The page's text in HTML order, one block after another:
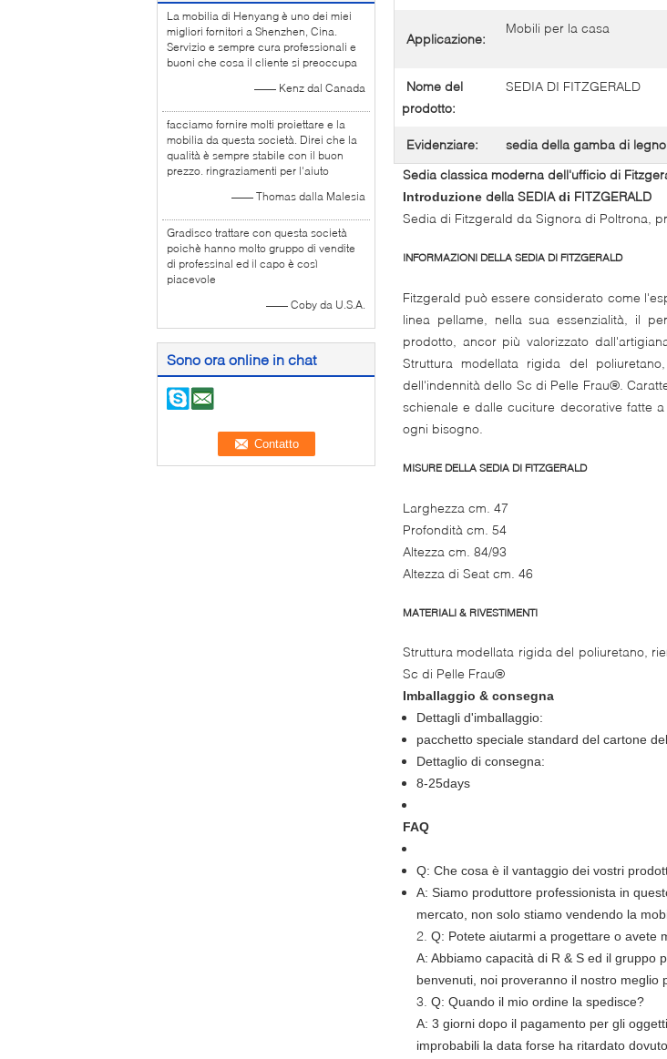
La mobilia di Henyang è uno dei miei
migliori fornitori a Shenzhen, Cina.
Servizio e sempre cura professionali e
buoni che cosa il cliente si preoccupa
—— Kenz dal Canada
facciamo fornire molti proiettare e la
mobilia da questa società. Direi che la
qualità è sempre stabile con il buon
prezzo. ringraziamenti per l'aiuto
—— Thomas dalla Malesia
Gradisco trattare con questa società
poichè hanno molto gruppo di vendite
di professinal ed il capo è così
piacevole
—— Coby da U.S.A.
Sono ora online in chat
Applicazione:
Mobili per la casa
Nome del
prodotto:
SEDIA DI FITZGERALD
Evidenziare: sedia della gamba di legno
Sedia classica moderna dell'ufficio di
Introduzione della SEDIAdi FITZGERALD
Sedia di Fitzgerald da Signora di Poltrona,
INFORMAZIONI DELLA SEDIA DI FITZGERALD
Fitzgerald può essere considerato come
linea pellame, nella sua essenzialità, il
prodotto, ancor più valorizzato
Struttura modellata rigida del
dell'indennità dello Sc di Pelle Frau®.
schienale e dalle cuciture decorative fatte
ogni bisogno.
MISURE DELLA SEDIA DI FITZGERALD
Larghezza cm. 47
Profondità cm. 54
Altezza cm. 84/93
Altezza di Seat cm. 46
MATERIALI & RIVESTIMENTI
Struttura modellata rigida del poliuretano,
Sc di Pelle Frau®
Imballaggio & consegna
Dettagli d'imballaggio:
pacchetto speciale standard del cartone
Dettaglio di consegna:
8-25days
FAQ
Q: Che cosa è il vantaggio dei vostri
A: Siamo produttore professionista in
mercato, non solo stiamo vendendo la
2. Q: Potete aiutarmi a progettare o avete
A: Abbiamo capacità di R & S ed il gruppo
benvenuti, noi proveranno il nostro
3. Q: Quando il mio ordine la spedisce?
A: 3 giorni dopo il pagamento per gli
improbabili la data forse ha ritardato